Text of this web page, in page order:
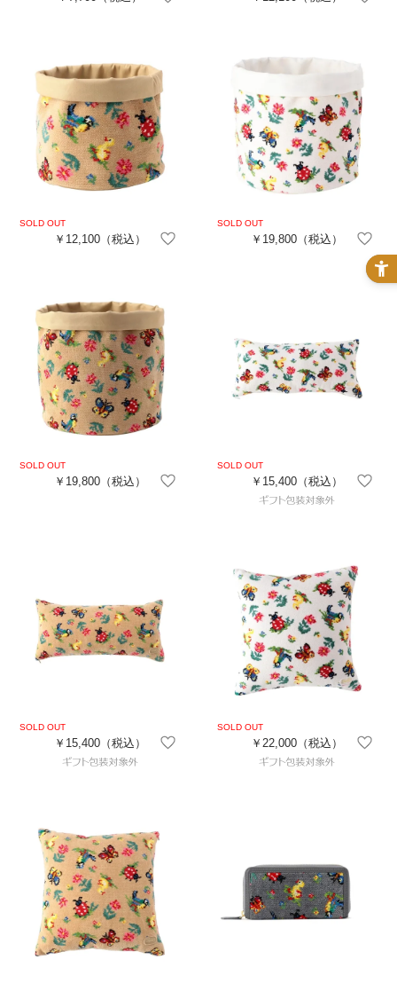
￥12,100（税込） ￥19,800 （税込）
￥19,800（税込） ￥15,400 （税込）
￥15,400（税込） ￥22,000 （税込）